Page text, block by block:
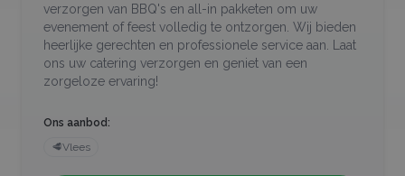
verzorgen van BBQ's en all-in pakketen om uw
evenement of feest volledig te ontzorgen. Wij bieden
heerlijke gerechten en professionele service aan. Laat
ons uw catering verzorgen en geniet van een
zorgeloze ervaring!
Ons aanbod:
🥩Vlees